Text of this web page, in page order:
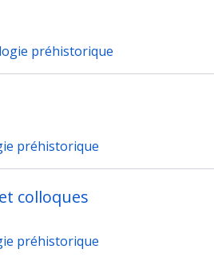
préhistorique
préhistorique
colloques
préhistorique